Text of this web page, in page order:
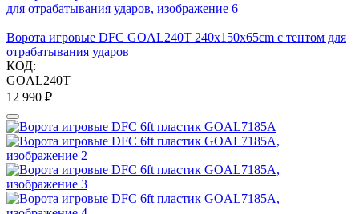
Ворота игровые DFC GOAL240T 240x150x65cm с тентом для
отрабатывания ударов
КОД:
GOAL240T
12 990 ₽